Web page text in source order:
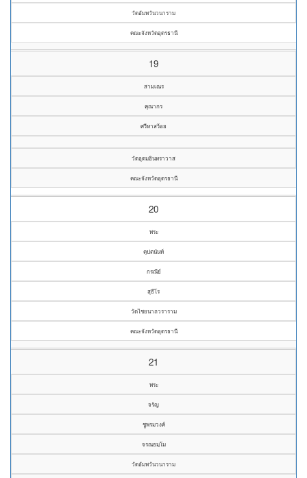
วัดอัมพวันวนาราม
คณะจังหวัดอุดรธานี
19
สามเณร
คุณากร
ศรีหาสร้อย
วัดอุดมอินทราวาส
คณะจังหวัดอุดรธานี
20
พระ
คุปตนันท์
กรณีย์
สุธีโร
วัดไชยนาถวราราม
คณะจังหวัดอุดรธานี
21
พระ
จรัญ
ชูพรมวงค์
จรณธมฺโม
วัดอัมพวันวนาราม